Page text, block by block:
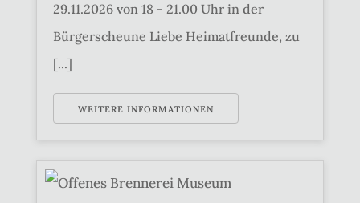
29.11.2026 von 18 - 21.00 Uhr in der
Bürgerscheune Liebe Heimatfreunde, zu
[...]
WEITERE INFORMATIONEN